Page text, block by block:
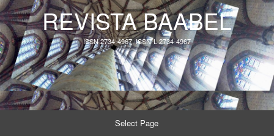
REVISTA BAABEL
ISSN 2734-4967, ISSN-L 2734-4967
Select Page